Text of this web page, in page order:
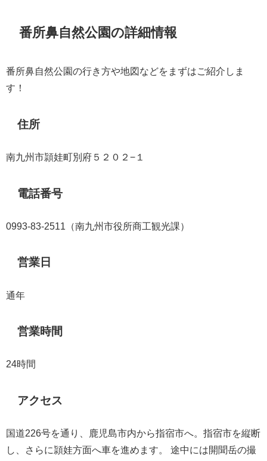
番所鼻自然公園の詳細情報
番所鼻自然公園の行き方や地図などをまずはご紹介しま
す！
住所
南九州市頴娃町別府５２０２−１
電話番号
0993-83-2511（南九州市役所商工観光課）
営業日
通年
営業時間
24時間
アクセス
国道226号を通り、鹿児島市内から指宿市へ。指宿市を縦断
し、さらに頴娃方面へ車を進めます。 途中には開聞岳の撮